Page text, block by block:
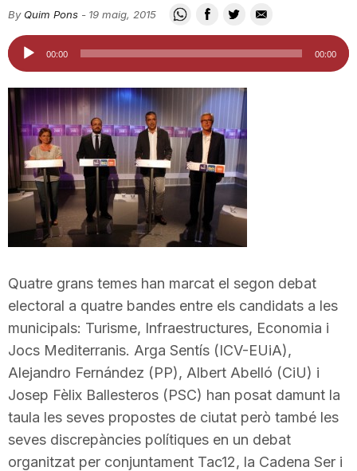
t
a
t
e
T
By Quim Pons - 19 maig, 2015
Reproductor
d'àudio
00:00 00:00
Quatre grans temes han marcat el segon debat
electoral a quatre bandes entre els candidats a les
municipals: Turisme, Infraestructures, Economia i
Jocs Mediterranis. Arga Sentís (ICV-EUiA),
Alejandro Fernández (PP), Albert Abelló (CiU) i
Josep Fèlix Ballesteros (PSC) han posat damunt la
taula les seves propostes de ciutat però també les
seves discrepàncies polítiques en un debat
organitzat per conjuntament Tac12, la Cadena Ser i